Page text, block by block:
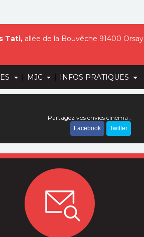
| MJC | INFOS PRATIQUES
Tati, allée de la Bouvêche 91400 Orsay
Partagez vos envies cinéma :
Facebook Twitter